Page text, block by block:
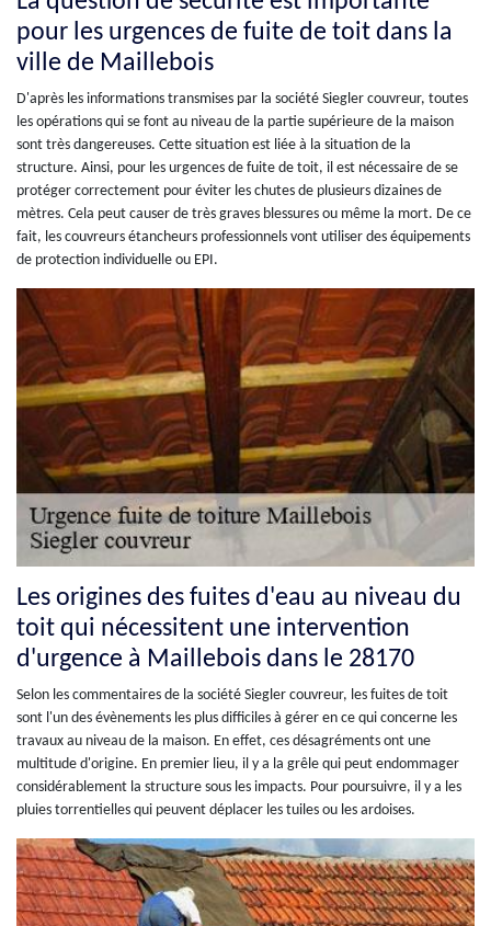
pour les urgences de fuite de toit dans la
ville de Maillebois
D'après les informations transmises par la société Siegler couvreur, toutes
les opérations qui se font au niveau de la partie supérieure de la maison
sont très dangereuses. Cette situation est liée à la situation de la
structure. Ainsi, pour les urgences de fuite de toit, il est nécessaire de se
protéger correctement pour éviter les chutes de plusieurs dizaines de
mètres. Cela peut causer de très graves blessures ou même la mort. De ce
fait, les couvreurs étancheurs professionnels vont utiliser des équipements
de protection individuelle ou EPI.
Les origines des fuites d'eau au niveau du
toit qui nécessitent une intervention
d'urgence à Maillebois dans le 28170
Selon les commentaires de la société Siegler couvreur, les fuites de toit
sont l'un des évènements les plus difficiles à gérer en ce qui concerne les
travaux au niveau de la maison. En effet, ces désagréments ont une
multitude d'origine. En premier lieu, il y a la grêle qui peut endommager
considérablement la structure sous les impacts. Pour poursuivre, il y a les
pluies torrentielles qui peuvent déplacer les tuiles ou les ardoises.